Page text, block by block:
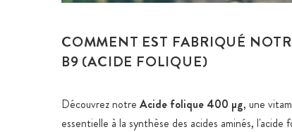
COMMENT EST FABRIQUÉ
B9 (ACIDE FOLIQUE)
Découvrez notre Acide folique 400 µg, une
essentielle à la synthèse des acides aminés, l'acide